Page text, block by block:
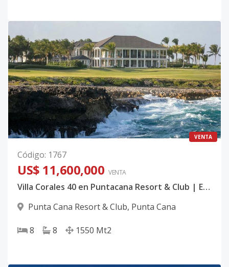
VENTA
Código: 1767
US$ 11,600,000 VENTA
Villa Corales 40 en Puntacana Resort & Club | Exclusiva Mansión Frente al Mar con Vista al Corales Golf Club en Punta Cana
Punta Cana Resort & Club, Punta Cana
8 8 1550 Mt2